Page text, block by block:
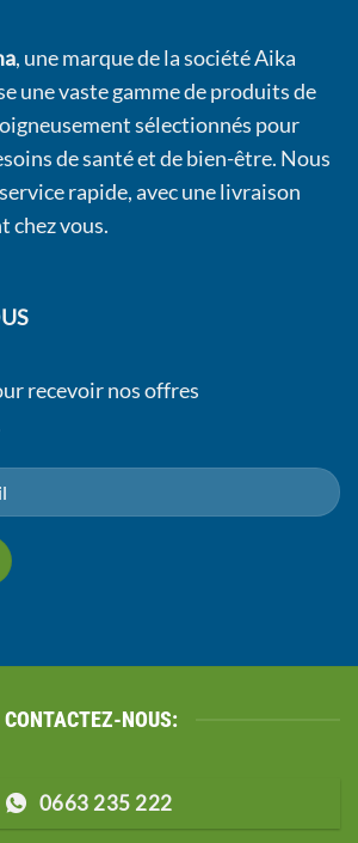
, une marque de la société Aika
une vaste gamme de produits de
sélectionnés pour
de santé et de bien-être. Nous
rapide, avec une livraison
chez vous.
recevoir nos offres
CONTACTEZ-NOUS:
0663 235 222